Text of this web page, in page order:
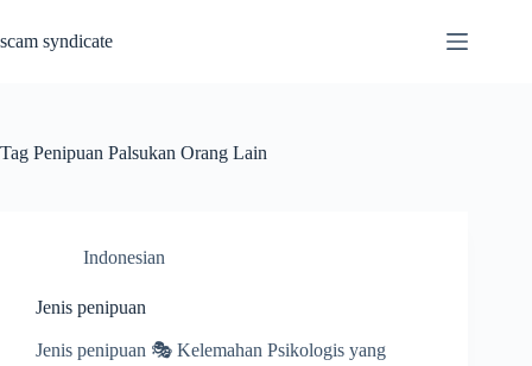
content
scam syndicate
Tag Penipuan Palsukan Orang Lain
Indonesian
Jenis penipuan
Jenis penipuan 🎭 Kelemahan Psikologis yang